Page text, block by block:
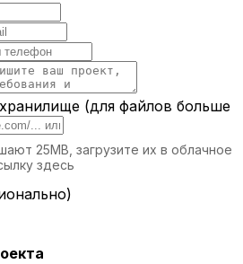
(для файлов больше
25MB, загрузите их в облачное
здесь